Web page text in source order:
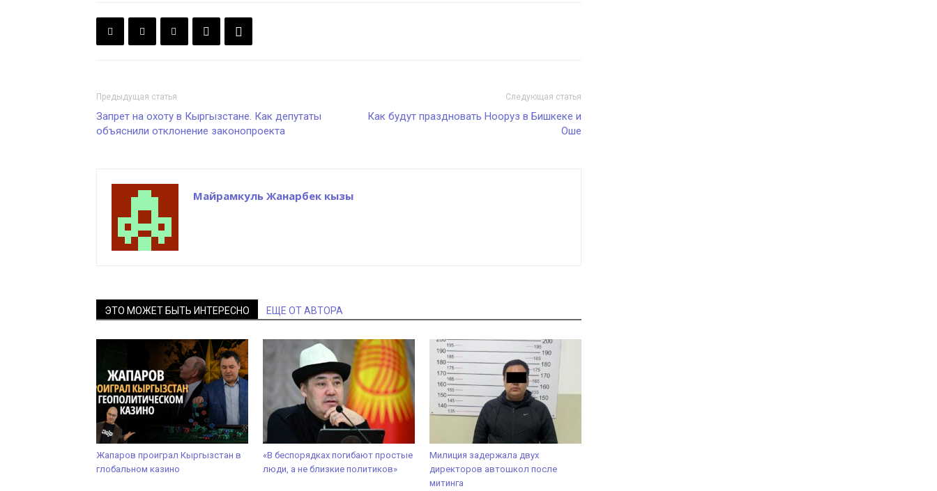
Предыдущая статья
Запрет на охоту в Кыргызстане. Как депутаты
объяснили отклонение законопроекта
Следующая статья
Как будут праздновать Нооруз в Бишкеке и
Оше
Майрамкуль Жанарбек кызы
ЭТО МОЖЕТ БЫТЬ ИНТЕРЕСНО ЕЩЕ ОТ АВТОРА
Жапаров проиграл Кыргызстан в
глобальном казино
«В беспорядках погибают простые
люди, а не близкие политиков»
Милиция задержала двух
директоров автошкол после
митинга